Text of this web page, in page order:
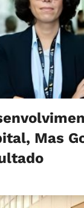
Mas